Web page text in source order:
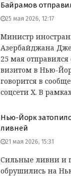
Байрамов
25 мая 2026, 12:17
Министр
Азербайджана
25 мая
визитом в Нью-
говорится в
соцсети X. В
Нью-Йорк
ливней
21 мая 2026, 15:31
Сильные ливни и
обрушились на